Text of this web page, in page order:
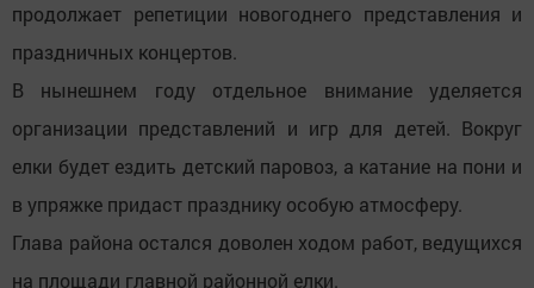
продолжает репетиции новогоднего представления и
праздничных концертов.
В нынешнем году отдельное внимание уделяется
организации представлений и игр для детей. Вокруг
елки будет ездить детский паровоз, а катание на пони и
в упряжке придаст празднику особую атмосферу.
Глава района остался доволен ходом работ, ведущихся
на площади главной районной елки.